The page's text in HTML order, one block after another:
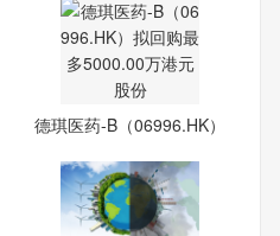
德琪医药-B（06996.HK）